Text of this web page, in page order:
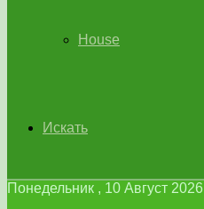
House
Искать
Понедельник , 10 Август 2026